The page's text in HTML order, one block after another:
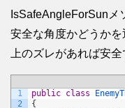
IsSafeAngleForSunメ
安全な角度かどうか
上のズレがあれば安
1
2
public class
{